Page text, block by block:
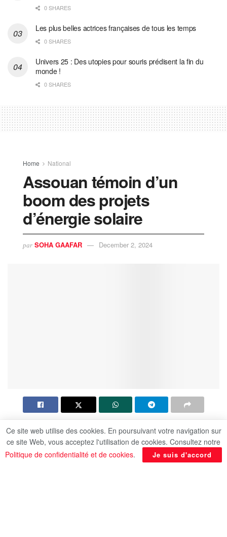
0 SHARES
Les plus belles actrices françaises de tous les temps
0 SHARES
Univers 25 : Des utopies pour souris prédisent la fin du
monde !
0 SHARES
Home National
Assouan témoin d’un
boom des projets
d’énergie solaire
par SOHA GAAFAR December 2, 2024
Le gouverneur d’Assouan, Ismail Kamal, a affirmé
que le gouvernorat a été témoin d’un boom des
projets d’énergie solaire à l’ère de la nouvelle
Ce site web utilise des cookies. En poursuivant votre navigation sur
ce site Web, vous acceptez l'utilisation de cookies. Consultez notre
Politique de confidentialité et de cookies. Je suis d'accord